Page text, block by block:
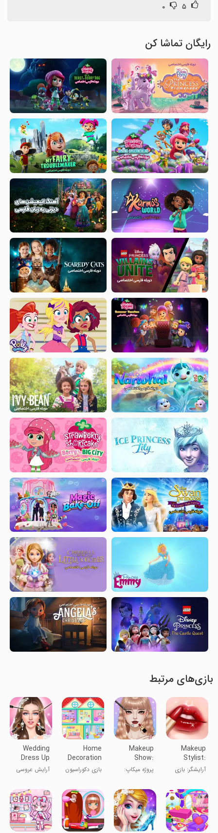
۵ ۰
رایگان تماشا کن
بازی‌های مرتبط
Makeup
Stylist:
Makeup
Game
آرایشگر: بازی
Makeup
Show:
Makeover
Salon
پروژه میکاپ:
چهره
Home
Decoration
Game
بازی دکوراسیون
Wedding
Dress Up
Bridal
Makeup
آرایش عروسی